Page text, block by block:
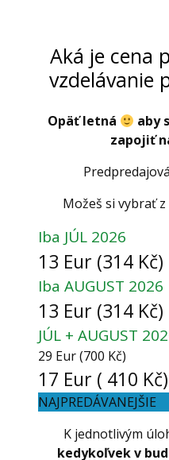
Aká je cena
vzdelávanie
Opäť letná
aby
zapojiť
Možeš si vybrať
Iba JÚL 2026
13 Eur (314 Kč)
Iba AUGUST 2026
13 Eur (314 Kč)
JÚL + AUGUST
29 Eur (700 Kč)
17 Eur ( 410 Kč)
NAJPREDÁVANEJŠIE
K jednotlivým
kedykoľvek v